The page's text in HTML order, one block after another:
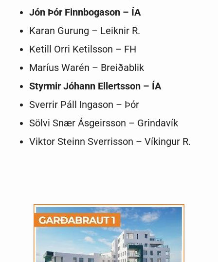
Jón Þór Finnbogason – ÍA
Karan Gurung – Leiknir R.
Ketill Orri Ketilsson – FH
Maríus Warén – Breiðablik
Styrmir Jóhann Ellertsson – ÍA
Sverrir Páll Ingason – Þór
Sölvi Snær Ásgeirsson – Grindavík
Viktor Steinn Sverrisson – Víkingur R.